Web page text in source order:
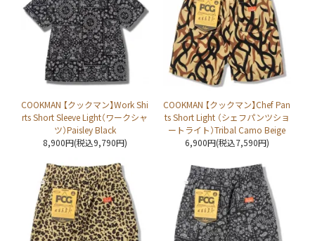
COOKMAN 【クックマン】Work Shi
rts Short Sleeve Light（ワークシャ
ツ）Paisley Black
8,900円(税込9,790円)
COOKMAN 【クックマン】Chef Pan
ts Short Light （シェフパンツショ
ートライト）Tribal Camo Beige
6,900円(税込7,590円)